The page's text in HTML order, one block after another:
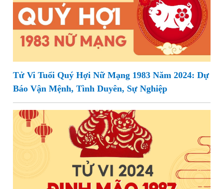
Tử Vi Tuổi Quý Hợi Nữ Mạng 1983 Năm 2024: Dự
Báo Vận Mệnh, Tình Duyên, Sự Nghiệp